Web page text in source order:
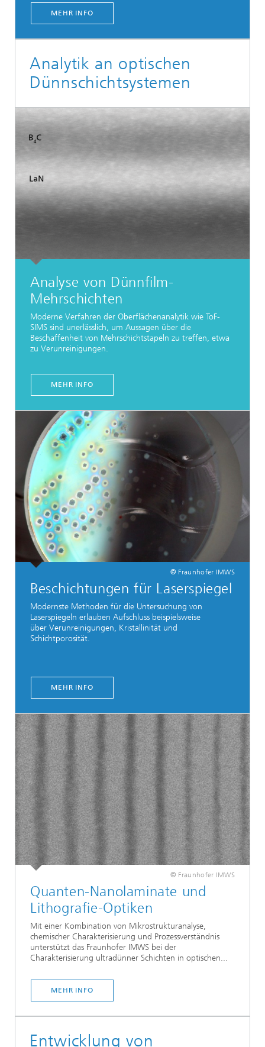
MEHR INFO
Analytik an optischen
Dünnschichtsystemen
Analyse von Dünnfilm-
Mehrschichten
Moderne Verfahren der Oberflächenanalytik wie ToF-
SIMS sind unerlässlich, um Aussagen über die
Beschaffenheit von Mehrschichtstapeln zu treffen, etwa
zu Verunreinigungen.
MEHR INFO
© Fraunhofer IMWS
Beschichtungen für Laserspiegel
Modernste Methoden für die Untersuchung von
Laserspiegeln erlauben Aufschluss beispielsweise
über Verunreinigungen, Kristallinität und
Schichtporosität.
MEHR INFO
© Fraunhofer IMWS
Quanten-Nanolaminate und
Lithografie-Optiken
Mit einer Kombination von Mikrostrukturanalyse,
chemischer Charakterisierung und Prozessverständnis
unterstützt das Fraunhofer IMWS bei der
Charakterisierung ultradünner Schichten in optischen...
MEHR INFO
Entwicklung von